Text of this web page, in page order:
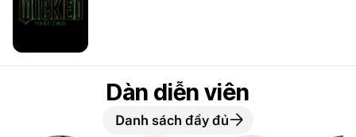
Dàn diễn viên
Danh sách đầy đủ